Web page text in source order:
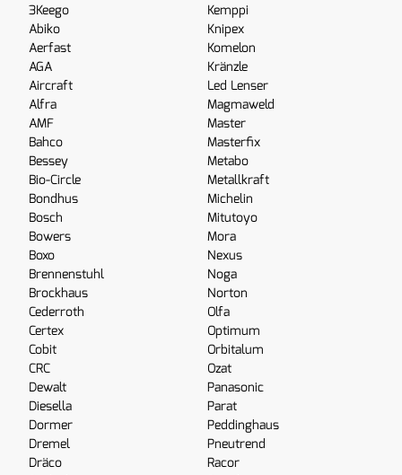
3Keego
Abiko
Aerfast
AGA
Aircraft
Alfra
AMF
Bahco
Bessey
Bio-Circle
Bondhus
Bosch
Bowers
Boxo
Brennenstuhl
Brockhaus
Cederroth
Certex
Cobit
CRC
Dewalt
Diesella
Dormer
Dremel
Dräco
Kemppi
Knipex
Komelon
Kränzle
Led Lenser
Magmaweld
Master
Masterfix
Metabo
Metallkraft
Michelin
Mitutoyo
Mora
Nexus
Noga
Norton
Olfa
Optimum
Orbitalum
Ozat
Panasonic
Parat
Peddinghaus
Pneutrend
Racor